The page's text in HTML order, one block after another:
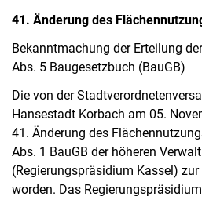
41. Änderung des
Bekanntmachung der Erteilung
Abs. 5 Baugesetzbuch (BauGB)
Die von der
Hansestadt Korbach am 05.
41. Änderung des
Abs. 1 BauGB der höheren
(Regierungspräsidium Kassel)
worden. Das